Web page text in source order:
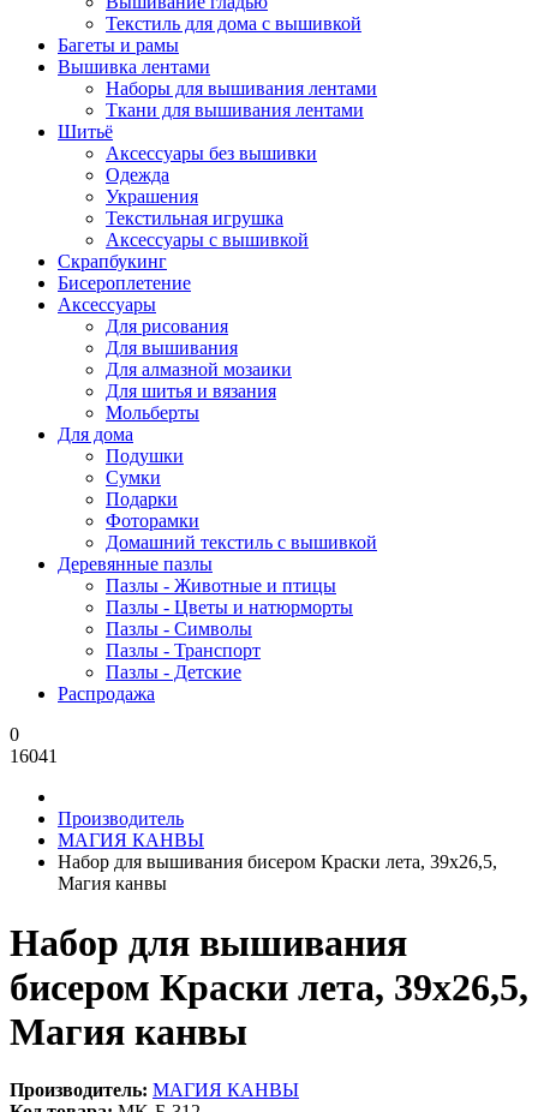
Текстиль для дома с вышивкой
Багеты и рамы
Вышивка лентами
Наборы для вышивания лентами
Ткани для вышивания лентами
Шитьё
Аксессуары без вышивки
Одежда
Украшения
Текстильная игрушка
Аксессуары с вышивкой
Скрапбукинг
Бисероплетение
Аксессуары
Для рисования
Для вышивания
Для алмазной мозаики
Для шитья и вязания
Мольберты
Для дома
Подушки
Сумки
Подарки
Фоторамки
Домашний текстиль с вышивкой
Деревянные пазлы
Пазлы - Животные и птицы
Пазлы - Цветы и натюрморты
Пазлы - Символы
Пазлы - Транспорт
Пазлы - Детские
Распродажа
0
16041
Производитель
МАГИЯ КАНВЫ
Набор для вышивания бисером Краски лета, 39x26,5,
Магия канвы
Набор для вышивания
бисером Краски лета, 39x26,5,
Магия канвы
Производитель: МАГИЯ КАНВЫ